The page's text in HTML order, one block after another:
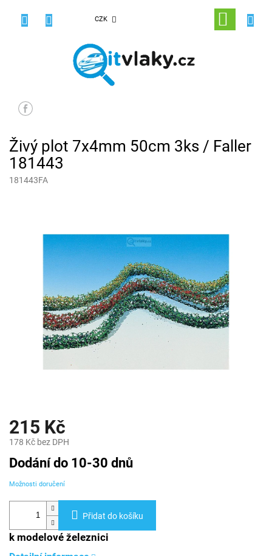
CZK
NÁKUPNÍ
KOŠÍK
Živý plot 7x4mm 50cm 3ks / Faller
181443
181443FA
215 Kč
178 Kč bez DPH
Měrná
cena:
Dodání do 10-30 dnů
Možnosti doručení
Přidat do košíku
k modelové železnici